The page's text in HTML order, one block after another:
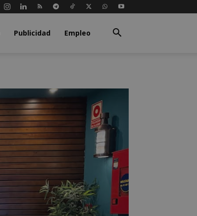
Publicidad Empleo